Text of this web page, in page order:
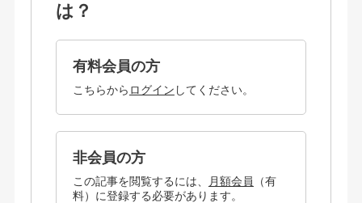
は？
有料会員の方
こちらから ログイン してください。
非会員の方
この記事を閲覧するには、 月額会員
（有
料）に登録する必要があります。